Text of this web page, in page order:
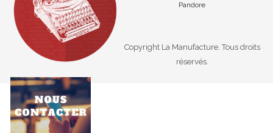
Pandore
Copyright La Manufacture. Tous droits
réservés.